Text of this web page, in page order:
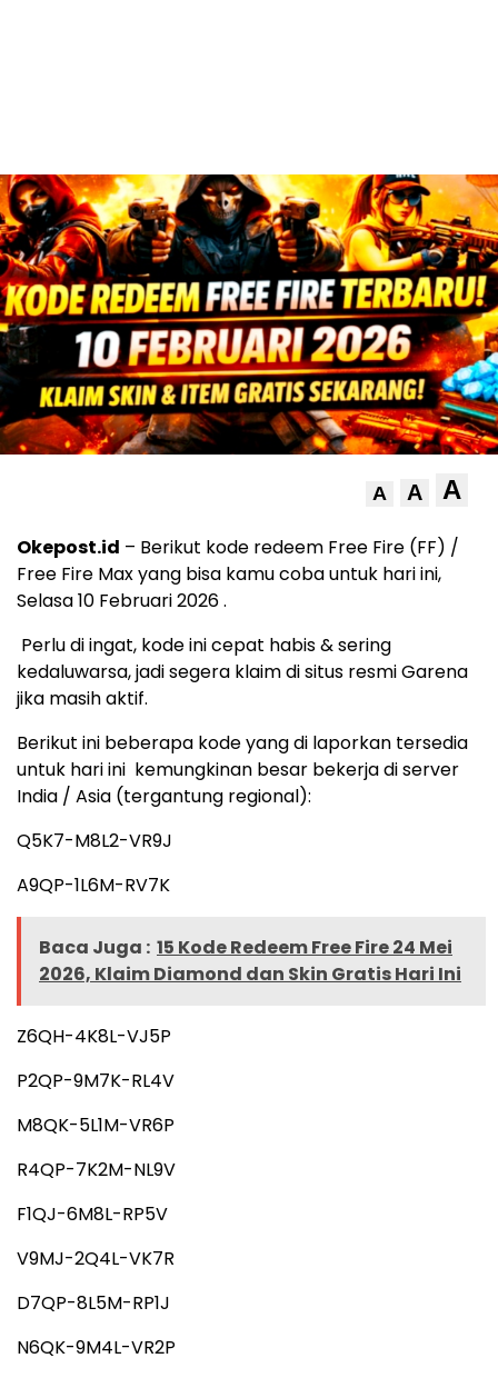
A A A
Okepost.id – Berikut kode redeem Free Fire (FF) /
Free Fire Max yang bisa kamu coba untuk hari ini,
Selasa 10 Februari 2026 .
Perlu di ingat, kode ini cepat habis & sering
kedaluwarsa, jadi segera klaim di situs resmi Garena
jika masih aktif.
Berikut ini beberapa kode yang di laporkan tersedia
untuk hari ini kemungkinan besar bekerja di server
India / Asia (tergantung regional):
Q5K7-M8L2-VR9J
A9QP-1L6M-RV7K
Baca Juga : 15 Kode Redeem Free Fire 24 Mei
2026, Klaim Diamond dan Skin Gratis Hari Ini
Z6QH-4K8L-VJ5P
P2QP-9M7K-RL4V
M8QK-5L1M-VR6P
R4QP-7K2M-NL9V
F1QJ-6M8L-RP5V
V9MJ-2Q4L-VK7R
D7QP-8L5M-RP1J
N6QK-9M4L-VR2P